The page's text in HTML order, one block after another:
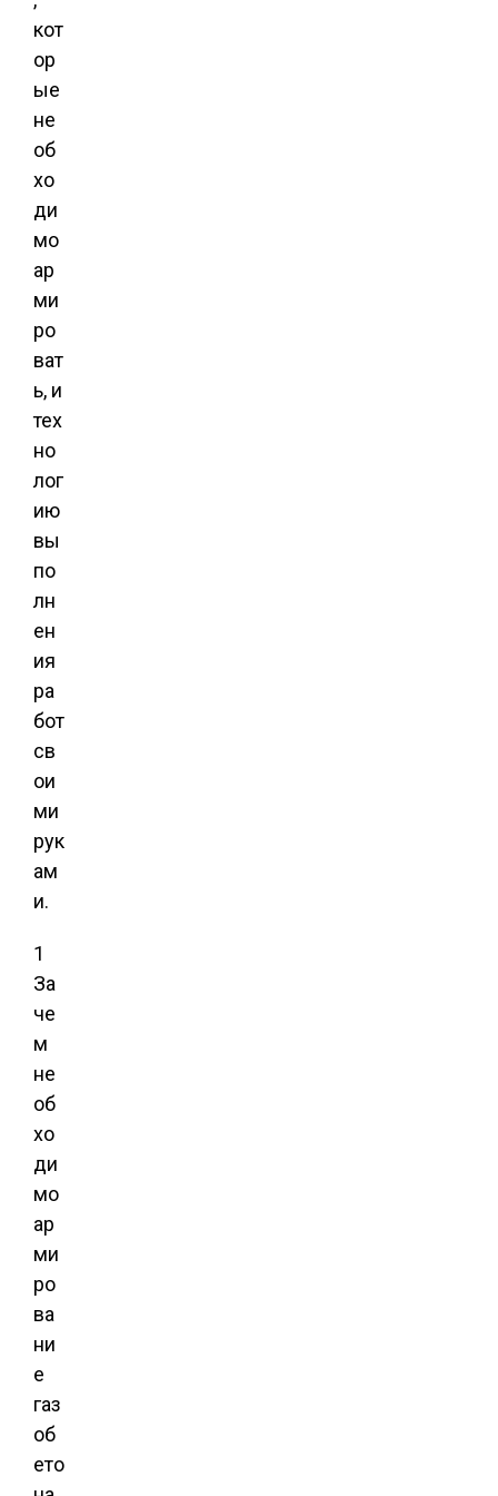
кот
ор
ые
не
об
хо
ди
мо
ар
ми
ро
ват
ь, и
тех
но
лог
ию
вы
по
лн
ен
ия
ра
бот
св
ои
ми
рук
ам
и.
1
За
че
м
не
об
хо
ди
мо
ар
ми
ро
ва
ни
е
газ
об
ето